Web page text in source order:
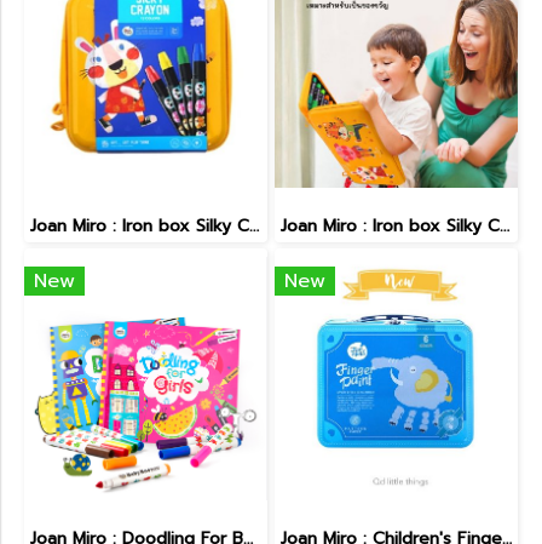
Joan Miro : Iron box Silky Crayon 12 colors Joan Miro : Iron box Silky Crayon 24 colors
New
Joan Miro : Doodling For Boy & Girl
New
Joan Miro : Children's Finger Paint Kit